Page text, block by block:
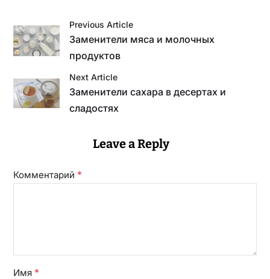
Previous Article
Заменители мяса и молочных
продуктов
Next Article
Заменители сахара в десертах и
сладостях
Leave a Reply
Комментарий *
Имя *